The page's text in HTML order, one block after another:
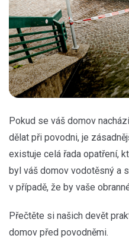
Pokud se váš domov
dělat při povodni, je
existuje celá řada opatření,
byl váš domov vodotěsný a
v případě, že by vaše
Přečtěte si našich devět
domov před povodněmi.